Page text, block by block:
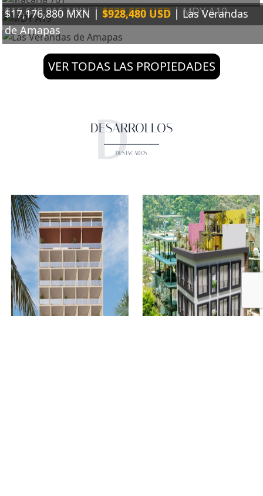
$16,640,916 MXN |$929,660 USD| MDY A19
$17,176,880 MXN | $928,480 USD | Las Verandas
de Amapas
VER TODAS LAS PROPIEDADES
D
DESARROLLOS
DESTACADOS